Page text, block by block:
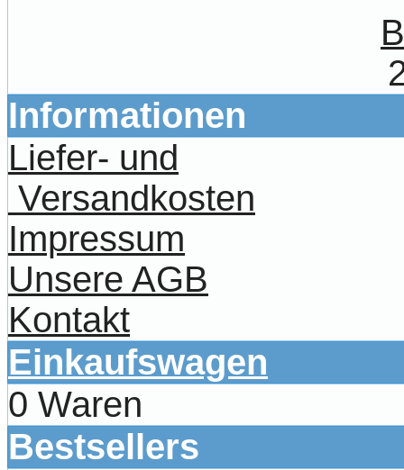
Informationen
Liefer- und
Versandkosten
Impressum
Unsere AGB
Kontakt
Einkaufswagen
0 Waren
Bestsellers